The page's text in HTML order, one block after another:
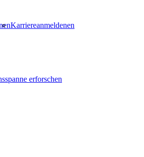
Karriereanmeldenen
erforschen